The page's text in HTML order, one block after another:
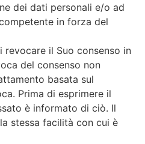
dei dati personali e/o ad
in forza del
revocare il Suo consenso in
del consenso non
basata sul
Prima di esprimere il
è informato di ciò. Il
stessa facilità con cui è